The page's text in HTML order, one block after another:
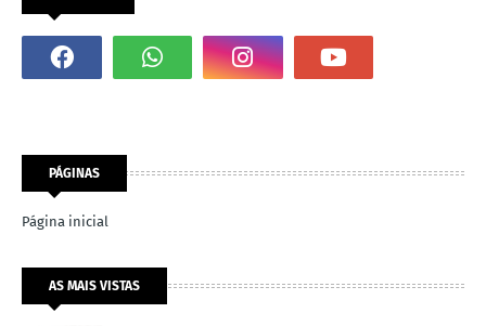
PÁGINAS
Página inicial
AS MAIS VISTAS